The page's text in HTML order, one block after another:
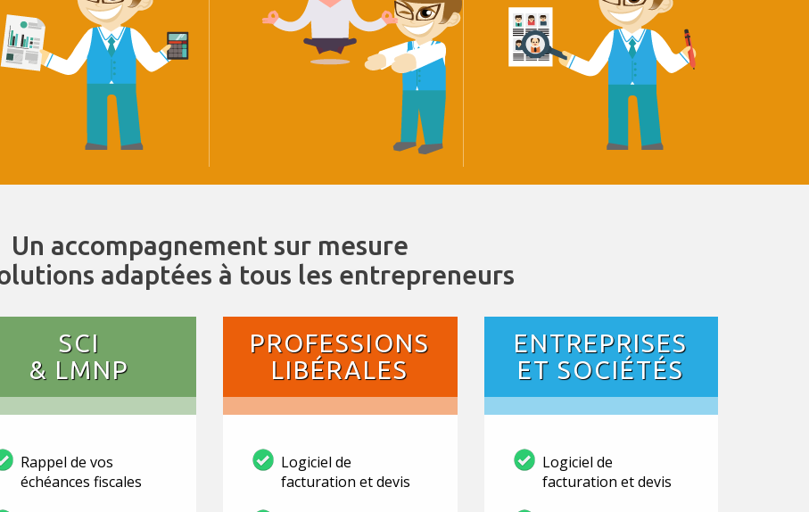
Un accompagnement sur mesure
adaptées à tous les entrepreneurs
SCI
& LMNP
Rappel de vos
échéances fiscales
PROFESSIONS
LIBÉRALES
Logiciel de
facturation et devis
ENTREPRISES
ET SOCIÉTÉS
Logiciel de
facturation et devis